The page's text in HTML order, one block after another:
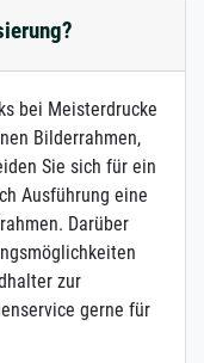
bei Meisterdrucke
Bilderrahmen,
Sie sich für ein
Ausführung eine
Darüber
zur
gerne für